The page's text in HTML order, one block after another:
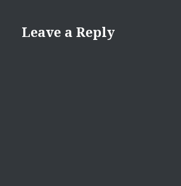
Leave a Reply